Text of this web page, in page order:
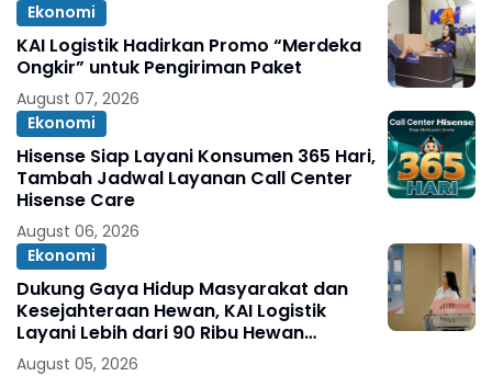
Ekonomi
KAI Logistik Hadirkan Promo “Merdeka
Ongkir” untuk Pengiriman Paket
August 07, 2026
Ekonomi
Hisense Siap Layani Konsumen 365 Hari,
Tambah Jadwal Layanan Call Center
Hisense Care
August 06, 2026
Ekonomi
Dukung Gaya Hidup Masyarakat dan
Kesejahteraan Hewan, KAI Logistik
Layani Lebih dari 90 Ribu Hewan
Peliharaan pada Semester I 2026
August 05, 2026